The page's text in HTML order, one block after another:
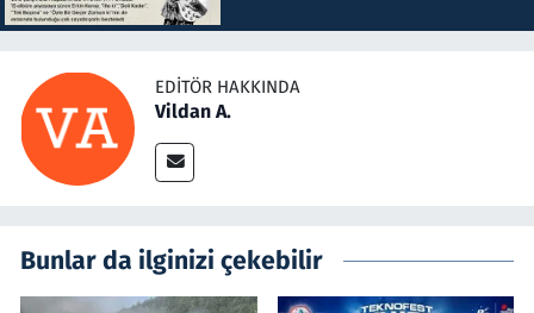
EDITÖR HAKKINDA
Vildan A.
Bunlar da ilginizi çekebilir